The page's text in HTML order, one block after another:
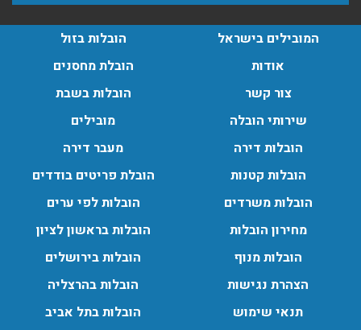
המובילים בישראל
אודות
צור קשר
שירותי הובלה
הובלות דירה
הובלות קטנות
הובלות משרדים
מחירון הובלות
הובלות מנוף
הצהרת נגישות
תנאי שימוש
הובלות בזול
הובלת מחסנים
הובלות בשבת
מובילים
מעבר דירה
הובלת פריטים בודדים
הובלות לפי ערים
הובלות בראשון לציון
הובלות בירושלים
הובלות בהרצליה
הובלות בתל אביב